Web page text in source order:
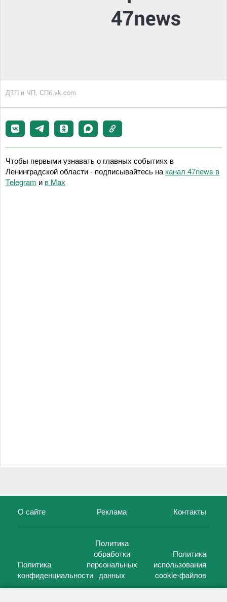
ДТП и ЧП, СПб,vk.com
Чтобы первыми узнавать о главных событиях в
Ленинградской области - подписывайтесь наканал 47news в
Telegram и в Maх
О сайте Реклама Контакты
Политика
конфиденциальности
Политика
обработки
персональных
данных
Политика
использования
cookie-файлов